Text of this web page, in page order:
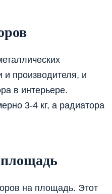
и производителя, и
в интерьере.
3-4 кг, а радиатора
площадь
на площадь. Этот